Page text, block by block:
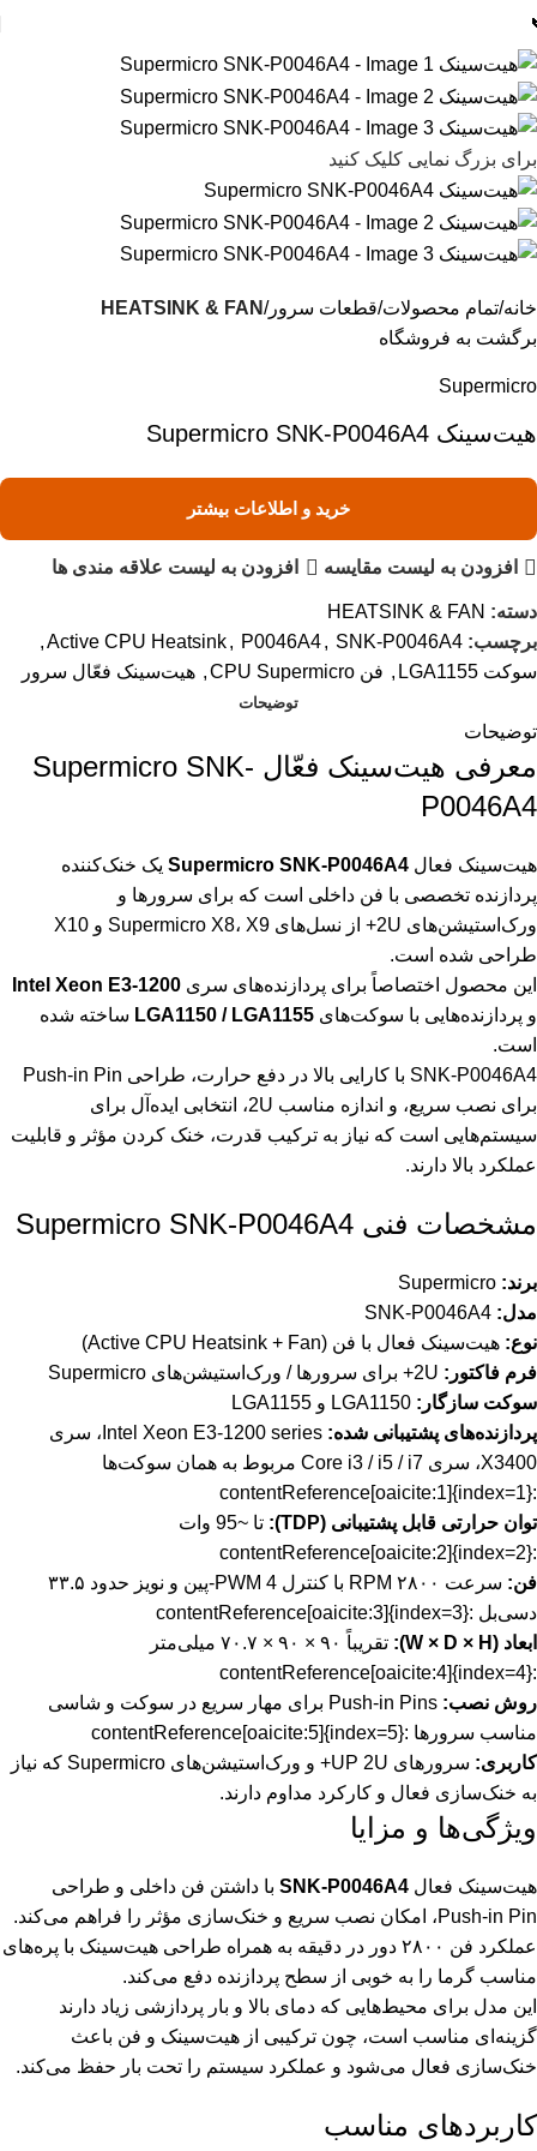
برای بزرگ نمایی کلیک کنید
خانه تمام محصولات قطعات سرور HEATSINK & FAN
برگشت به فروشگاه
Supermicro
هیت‌سینک Supermicro SNK-P0046A4
خرید و اطلاعات بیشتر
افزودن به لیست مقایسه افزودن به لیست علاقه مندی ها
دسته: HEATSINK & FAN
برچسب:
Active CPU Heatsink, P0046A4, SNK-P0046A4
,
سوکت LGA1155
, فن CPU Supermicro , هیت‌سینک فعّال سرور
توضیحات
توضیحات
معرفی هیت‌سینک فعّال Supermicro SNK-
P0046A4
هیت‌سینک فعال Supermicro SNK-P0046A4 یک خنک‌کننده
پردازنده تخصصی با فن داخلی است که برای سرورها و
ورک‌استیشن‌های 2U+ از نسل‌های Supermicro X8، X9 و X10
طراحی شده است.
این محصول اختصاصاً برای پردازنده‌های سری Intel Xeon E3-1200
و پردازنده‌هایی با سوکت‌های LGA1150 / LGA1155 ساخته شده
است.
SNK-P0046A4 با کارایی بالا در دفع حرارت، طراحی Push-in Pin
برای نصب سریع، و اندازه مناسب 2U، انتخابی ایده‌آل برای
سیستم‌هایی است که نیاز به ترکیب قدرت، خنک کردن مؤثر و قابلیت
عملکرد بالا دارند.
مشخصات فنی Supermicro SNK-P0046A4
برند:
مدل:
نوع: هیت‌سینک فعال با فن (Active CPU Heatsink + Fan)
فرم فاکتور:
سوکت سازگار:
پردازنده‌های پشتیبانی شده:
Intel Xeon E3-1200 series، سری
X3400، سری Core i3 / i5 / i7 مربوط به همان سوکت‌ها
:contentReference[oaicite:1]{index=1}
توان حرارتی قابل پشتیبانی (TDP):
تا ~95 وات
:contentReference[oaicite:2]{index=2}
فن:
سرعت ۲۸۰۰ RPM با کنترل PWM 4-پین و نویز حدود ۳۳.۵
دسی‌بل :contentReference[oaicite:3]{index=3}
ابعاد (W × D × H):
تقریباً ۹۰ × ۹۰ × ۷۰.۷ میلی‌متر
:contentReference[oaicite:4]{index=4}
روش نصب:
Push-in Pins برای مهار سریع در سوکت و شاسی
مناسب سرورها :contentReference[oaicite:5]{index=5}
کاربری:
سرورهای UP 2U+ و ورک‌استیشن‌های Supermicro که نیاز
به خنک‌سازی فعال و کارکرد مداوم دارند.
ویژگی‌ها و مزایا
هیت‌سینک فعال SNK-P0046A4 با داشتن فن داخلی و طراحی
Push-in Pin، امکان نصب سریع و خنک‌سازی مؤثر را فراهم می‌کند.
عملکرد فن ۲۸۰۰ دور در دقیقه به همراه طراحی هیت‌سینک با پره‌های
مناسب گرما را به خوبی از سطح پردازنده دفع می‌کند.
این مدل برای محیط‌هایی که دمای بالا و بار پردازشی زیاد دارند
گزینه‌ای مناسب است، چون ترکیبی از هیت‌سینک و فن باعث
خنک‌سازی فعال می‌شود و عملکرد سیستم را تحت بار حفظ می‌کند.
کاربردهای مناسب